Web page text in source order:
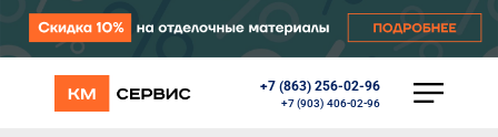
+7 (863) 256-02-96
+7 (903) 406-02-96
КАТАЛОГ